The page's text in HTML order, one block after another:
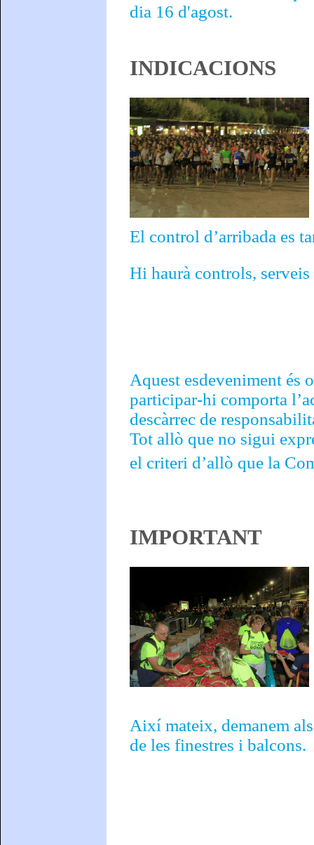
dia 16 d'agost.
INDICACIONS
El control d’arribada es
Hi haurà controls,
Aquest esdeveniment és
participar-hi comporta
descàrrec de
Tot allò que no sigui
el criteri d’allò que la
IMPORTANT
Així mateix, demanem
de les finestres i balcons.